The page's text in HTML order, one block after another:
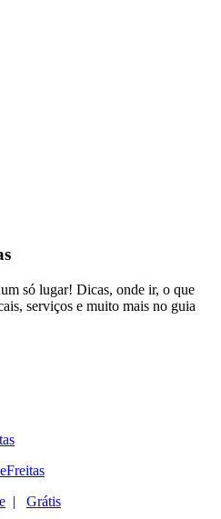
só lugar! Dicas, onde ir, o que
serviços e muito mais no guia
| Grátis